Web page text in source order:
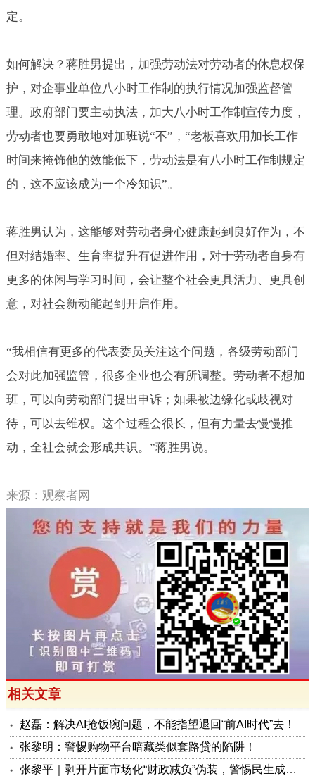
定。
如何解决？蒋胜男提出，加强劳动法对劳动者的休息权保
护，对企事业单位八小时工作制的执行情况加强监督管
理。政府部门要主动执法，加大八小时工作制宣传力度，
劳动者也要勇敢地对加班说“不”，“老板喜欢用加长工作
时间来掩饰他的效能低下，劳动法是有八小时工作制规定
的，这不应该成为一个冷知识”。
蒋胜男认为，这能够对劳动者身心健康起到良好作为，不
但对结婚率、生育率提升有促进作用，对于劳动者自身有
更多的休闲与学习时间，会让整个社会更具活力、更具创
意，对社会新动能起到开启作用。
“我相信有更多的代表委员关注这个问题，各级劳动部门
会对此加强监管，很多企业也会有所调整。劳动者不想加
班，可以向劳动部门提出申诉；如果被边缘化或歧视对
待，可以去维权。这个过程会很长，但有力量去慢慢推
动，全社会就会形成共识。”蒋胜男说。
来源：观察者网
相关文章
赵磊：解决AI抢饭碗问题，不能指望退回“前AI时代”去！
张黎明：警惕购物平台暗藏类似套路贷的陷阱！
张黎平｜剥开片面市场化“财政减负”伪装，警惕民生成本转嫁风险